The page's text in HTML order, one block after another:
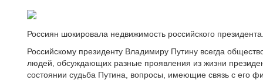
Россиян шокировала недвижимость российского
Российскому президенту Владимиру Путину всегда
людей, обсуждающих разные проявления из жизни
состоянии судьба Путина, вопросы, имеющие связь с его